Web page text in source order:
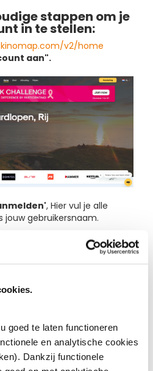
goed te laten functioneren
en analytische cookies
Dankzij functionele
stappen om je
in te stellen:
v2/home
aan".
, Hier vul je alle
jouw gebruikersnaam.
'Zie'.
je je persoonsgegevens in.
, vervolgens kun je jouw
klik je op de gele knop
profielnaam en ga naar“Mijn
maandelijks,